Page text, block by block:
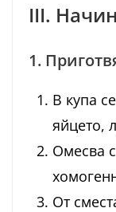
III.
1.
В купа
яйцето,
Омесва
От